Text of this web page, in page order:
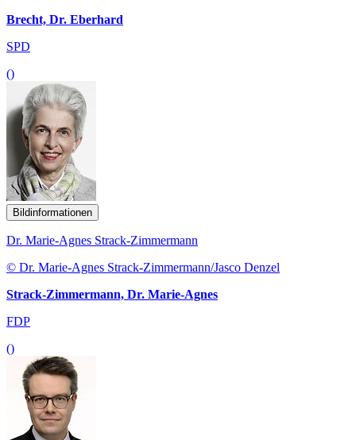
Brecht, Dr. Eberhard
SPD
()
Bildinformationen
Dr. Marie-Agnes Strack-Zimmermann
© Dr. Marie-Agnes Strack-Zimmermann/Jasco Denzel
Strack-Zimmermann, Dr. Marie-Agnes
FDP
()